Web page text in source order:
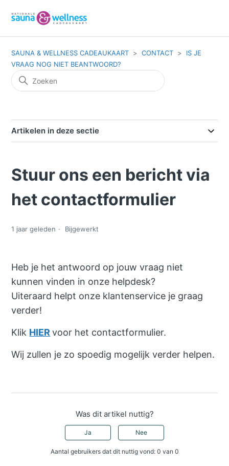
SAUNA & WELLNESS CADEAUKAART CONTACT
IS JE
VRAAG NOG NIET BEANTWOORD?
Artikelen in deze sectie
Stuur ons een bericht via
het contactformulier
1 jaar geleden Bijgewerkt
Heb je het antwoord op jouw vraag niet
kunnen vinden in onze helpdesk?
Uiteraard helpt onze klantenservice je graag
verder!
Klik HIER voor het contactformulier.
Wij zullen je zo spoedig mogelijk verder helpen.
Was dit artikel nuttig?
Ja Nee
Aantal gebruikers dat dit nuttig vond: 0 van 0